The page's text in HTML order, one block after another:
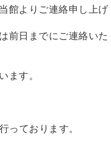
館よりご連絡申し上げ
前日までにご連絡いた
ます。
っております。